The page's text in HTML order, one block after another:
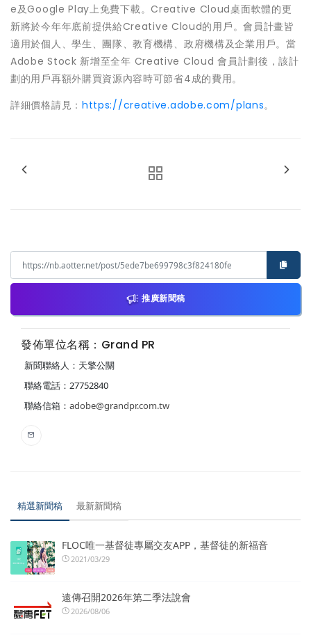
e及Google Play上免費下載。Creative Cloud桌面軟體的更
新將於今年年底前提供給Creative Cloud的用戶。會員計畫皆
適用於個人、學生、團隊、教育機構、政府機構及企業用戶。當
Adobe Stock 新增至全年 Creative Cloud 會員計劃後，該計
劃的用戶再額外購買資源內容時可節省4成的費用。
詳細價格請見： https://creative.adobe.com/plans。
推廣新聞稿
發佈單位名稱：Grand PR
新聞聯絡人：天擎公關
聯絡電話：27752840
聯絡信箱： adobe@grandpr.com.tw
精選新聞稿 最新新聞稿
FLOC唯一基督徒專屬交友APP，基督徒的新福音
2021/03/29
遠傳召開2026年第二季法說會
2026/08/06